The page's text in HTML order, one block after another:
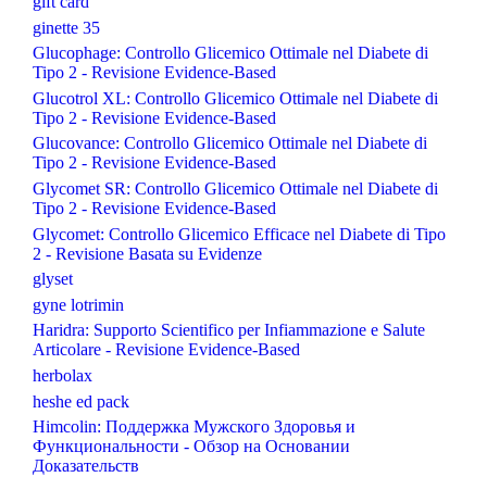
ginette 35
Glucophage: Controllo Glicemico Ottimale nel Diabete di
Tipo 2 - Revisione Evidence-Based
Glucotrol XL: Controllo Glicemico Ottimale nel Diabete di
Tipo 2 - Revisione Evidence-Based
Glucovance: Controllo Glicemico Ottimale nel Diabete di
Tipo 2 - Revisione Evidence-Based
Glycomet SR: Controllo Glicemico Ottimale nel Diabete di
Tipo 2 - Revisione Evidence-Based
Glycomet: Controllo Glicemico Efficace nel Diabete di Tipo
2 - Revisione Basata su Evidenze
glyset
gyne lotrimin
Haridra: Supporto Scientifico per Infiammazione e Salute
Articolare - Revisione Evidence-Based
herbolax
heshe ed pack
Himcolin: Поддержка Мужского Здоровья и
Функциональности - Обзор на Основании
Доказательств